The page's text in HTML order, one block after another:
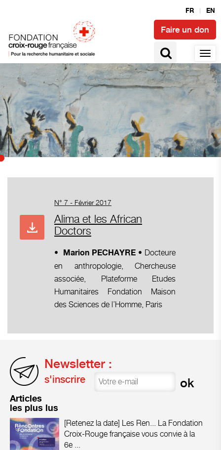
FR EN
Faire un don
N° 7 - Février 2017
Alima et les African
Doctors
• Marion PECHAYRE • Docteure
en anthropologie, Chercheuse
associée, Plateforme Etudes
Humanitaires Fondation Maison
des Sciences de l’Homme, Paris
Newsletter :
s'inscrire
Articles
les plus lus
[Retenez la date] Les Ren... La Fondation
Croix-Rouge française vous convie à la
6e ...